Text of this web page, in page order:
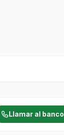
Llamar al banco